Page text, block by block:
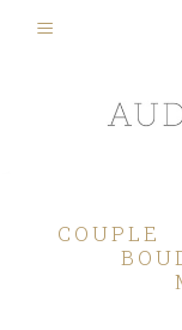
COUPLE